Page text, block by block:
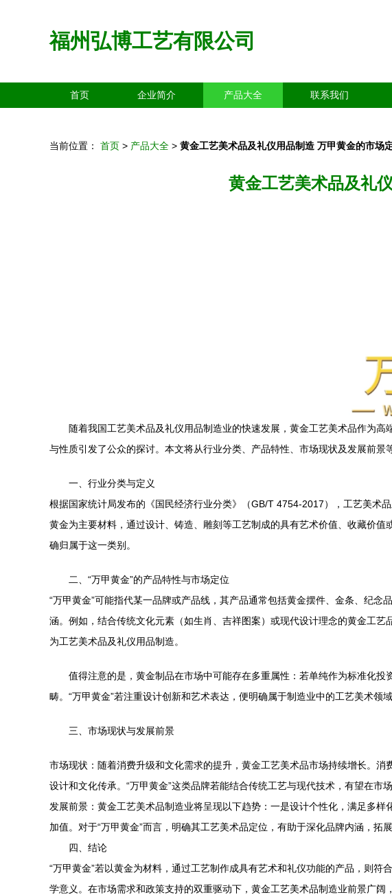
福州弘博工艺有限公司
首页 企业简介 产品大全 联系我们
当前位置： 首页 > 产品大全 > 黄金工艺美术品及礼仪用品制造 万甲黄金的市场
黄金工艺美术品及礼
随着我国工艺美术品及礼仪用品制造业的快速发展，黄金工艺美术品作为
与性质引发了公众的探讨。本文将从行业分类、产品特性、市场现状及发展前景
一、行业分类与定义
根据国家统计局发布的《国民经济行业分类》（GB/T 4754-2017），工艺美术
黄金为主要材料，通过设计、铸造、雕刻等工艺制成的具有艺术价值、收藏价
确归属于这一类别。
二、“万甲黄金”的产品特性与市场定位
“万甲黄金”可能指代某一品牌或产品线，其产品通常包括黄金摆件、金条、纪
涵。例如，结合传统文化元素（如生肖、吉祥图案）或现代设计理念的黄金工
为工艺美术品及礼仪用品制造。
值得注意的是，黄金制品在市场中可能存在多重属性：若单纯作为标准化
畴。“万甲黄金”若注重设计创新和艺术表达，便明确属于制造业中的工艺美术领域
三、市场现状与发展前景
市场现状：随着消费升级和文化需求的提升，黄金工艺美术品市场持续增长。
设计和文化传承。“万甲黄金”这类品牌若能结合传统工艺与现代技术，有望在市
发展前景：黄金工艺美术品制造业将呈现以下趋势：一是设计个性化，满足多
加值。对于“万甲黄金”而言，明确其工艺美术品定位，有助于深化品牌内涵，拓
四、结论
“万甲黄金”若以黄金为材料，通过工艺制作成具有艺术和礼仪功能的产品，则
学意义。在市场需求和政策支持的双重驱动下，黄金工艺美术品制造业前景广阔